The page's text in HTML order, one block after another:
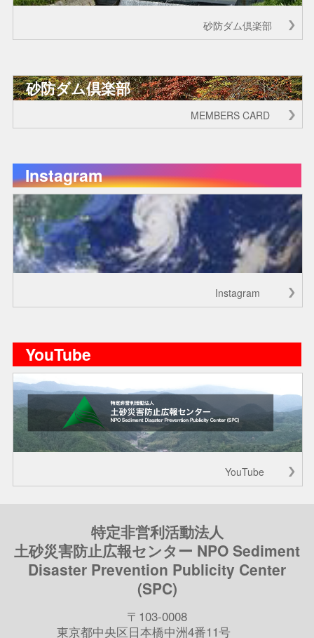
砂防ダム倶楽部
砂防ダム倶楽部
MEMBERS CARD
Instagram
Instagram
YouTube
YouTube
特定非営利活動法人
土砂災害防止広報センター NPO Sediment
Disaster Prevention Publicity Center
(SPC)
〒103-0008
東京都中央区日本橋中洲4番11号